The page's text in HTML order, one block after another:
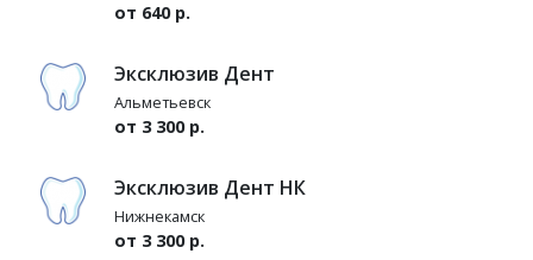
от 640 р.
Эксклюзив Дент
Альметьевск
от 3 300 р.
Эксклюзив Дент НК
Нижнекамск
от 3 300 р.